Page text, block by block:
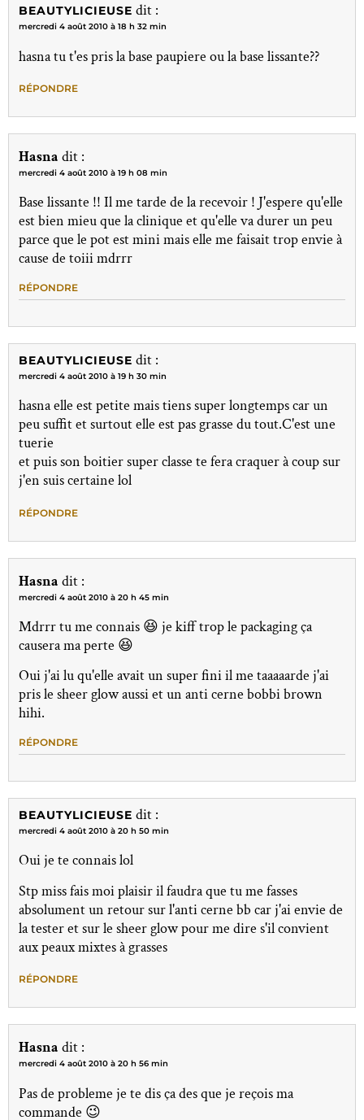
BEAUTYLICIEUSE dit :
mercredi 4 août 2010 à 18 h 32 min
hasna tu t'es pris la base paupiere ou la base lissante??
RÉPONDRE
Hasna dit :
mercredi 4 août 2010 à 19 h 08 min
Base lissante !! Il me tarde de la recevoir ! J'espere qu'elle
est bien mieu que la clinique et qu'elle va durer un peu
parce que le pot est mini mais elle me faisait trop envie à
cause de toiii mdrrr
RÉPONDRE
BEAUTYLICIEUSE dit :
mercredi 4 août 2010 à 19 h 30 min
hasna elle est petite mais tiens super longtemps car un
peu suffit et surtout elle est pas grasse du tout.C'est une
tuerie
et puis son boitier super classe te fera craquer à coup sur
j'en suis certaine lol
RÉPONDRE
Hasna dit :
mercredi 4 août 2010 à 20 h 45 min
Mdrrr tu me connais 😆 je kiff trop le packaging ça
causera ma perte 😆
Oui j'ai lu qu'elle avait un super fini il me taaaaarde j'ai
pris le sheer glow aussi et un anti cerne bobbi brown
hihi.
RÉPONDRE
BEAUTYLICIEUSE dit :
mercredi 4 août 2010 à 20 h 50 min
Oui je te connais lol
Stp miss fais moi plaisir il faudra que tu me fasses
absolument un retour sur l'anti cerne bb car j'ai envie de
la tester et sur le sheer glow pour me dire s'il convient
aux peaux mixtes à grasses
RÉPONDRE
Hasna dit :
mercredi 4 août 2010 à 20 h 56 min
Pas de probleme je te dis ça des que je reçois ma
commande 😉